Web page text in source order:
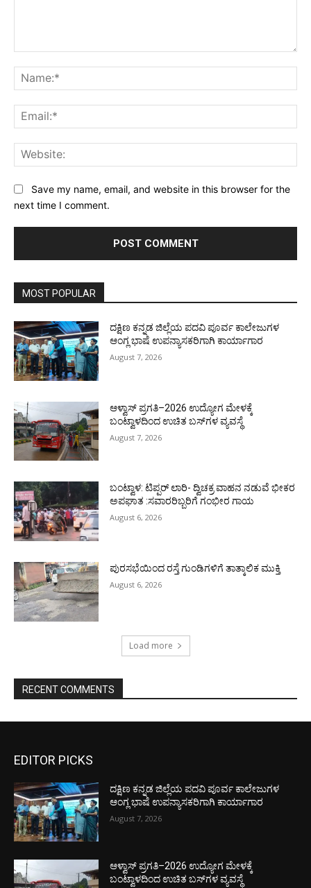
Save my name, email, and website in this browser for the
next time I comment.
MOST POPULAR
ದಕ್ಷಿಣ ಕನ್ನಡ ಜಿಲ್ಲೆಯ ಪದವಿ ಪೂರ್ವ ಕಾಲೇಜುಗಳ
ಆಂಗ್ಲ ಭಾಷೆ ಉಪನ್ಯಾಸಕರಿಗಾಗಿ ಕಾರ್ಯಾಗಾರ
August 7, 2026
ಆಳ್ವಾಸ್ ಪ್ರಗತಿ–2026 ಉದ್ಯೋಗ ಮೇಳಕ್ಕೆ
ಬಂಟ್ವಾಳದಿಂದ ಉಚಿತ ಬಸ್‌ಗಳ ವ್ಯವಸ್ಥೆ
August 7, 2026
ಬಂಟ್ವಾಳ: ಟಿಪ್ಪರ್ ಲಾರಿ- ದ್ವಿಚಕ್ರ ವಾಹನ ನಡುವೆ ಭೀಕರ
ಅಪಘಾತ :ಸವಾರರಿಬ್ಬರಿಗೆ ಗಂಭೀರ ಗಾಯ
August 6, 2026
ಪುರಸಭೆಯಿಂದ ರಸ್ತೆ ಗುಂಡಿಗಳಿಗೆ ತಾತ್ಕಾಲಿಕ ಮುಕ್ತಿ
August 6, 2026
Load more
RECENT COMMENTS
EDITOR PICKS
ದಕ್ಷಿಣ ಕನ್ನಡ ಜಿಲ್ಲೆಯ ಪದವಿ ಪೂರ್ವ ಕಾಲೇಜುಗಳ
ಆಂಗ್ಲ ಭಾಷೆ ಉಪನ್ಯಾಸಕರಿಗಾಗಿ ಕಾರ್ಯಾಗಾರ
August 7, 2026
ಆಳ್ವಾಸ್ ಪ್ರಗತಿ–2026 ಉದ್ಯೋಗ ಮೇಳಕ್ಕೆ
ಬಂಟ್ವಾಳದಿಂದ ಉಚಿತ ಬಸ್‌ಗಳ ವ್ಯವಸ್ಥೆ